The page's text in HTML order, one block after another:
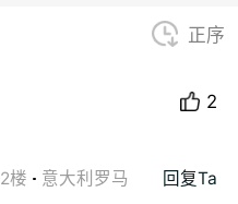
正序
2
2楼 意大利罗马 回复Ta